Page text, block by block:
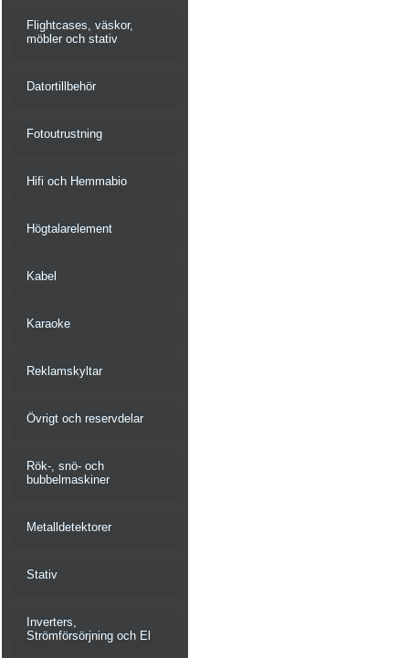
Flightcases, väskor,
möbler och stativ
Datortillbehör
Fotoutrustning
Hifi och Hemmabio
Högtalarelement
Kabel
Karaoke
Reklamskyltar
Övrigt och reservdelar
Rök-, snö- och
bubbelmaskiner
Metalldetektorer
Stativ
Inverters,
Strömförsörjning och El